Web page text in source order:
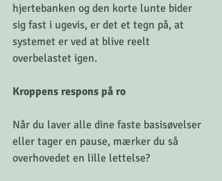
hjertebanken og den korte lunte bider
sig fast i ugevis, er det et tegn på, at
systemet er ved at blive reelt
overbelastet igen.
Kroppens respons på ro
Når du laver alle dine faste basisøvelser
eller tager en pause, mærker du så
overhovedet en lille lettelse?